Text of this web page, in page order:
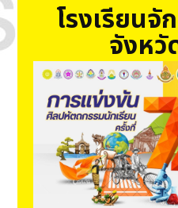
โรงเรียน
จังหวั